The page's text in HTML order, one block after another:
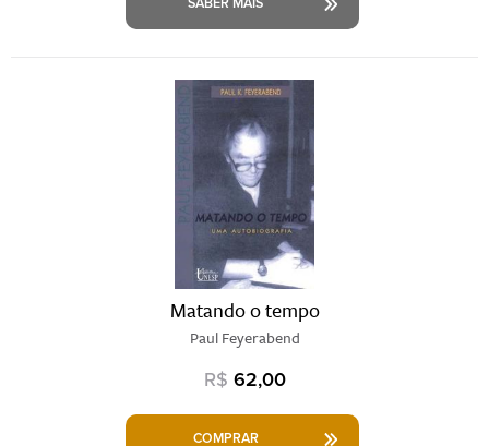
SABER MAIS
Matando o tempo
Paul Feyerabend
R$ 62,00
COMPRAR